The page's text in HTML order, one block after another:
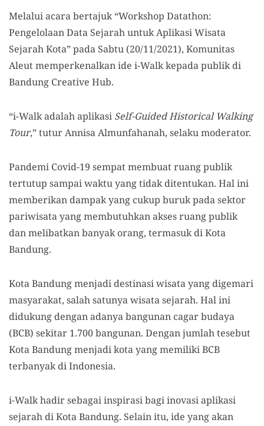
Melalui acara bertajuk “Workshop Datathon:
Pengelolaan Data Sejarah untuk Aplikasi Wisata
Sejarah Kota” pada Sabtu (20/11/2021), Komunitas
Aleut memperkenalkan ide i-Walk kepada publik di
Bandung Creative Hub.
“i-Walk adalah aplikasi Self-Guided Historical Walking
Tour,” tutur Annisa Almunfahanah, selaku moderator.
Pandemi Covid-19 sempat membuat ruang publik
tertutup sampai waktu yang tidak ditentukan. Hal ini
memberikan dampak yang cukup buruk pada sektor
pariwisata yang membutuhkan akses ruang publik
dan melibatkan banyak orang, termasuk di Kota
Bandung.
Kota Bandung menjadi destinasi wisata yang digemari
masyarakat, salah satunya wisata sejarah. Hal ini
didukung dengan adanya bangunan cagar budaya
(BCB) sekitar 1.700 bangunan. Dengan jumlah tesebut
Kota Bandung menjadi kota yang memiliki BCB
terbanyak di Indonesia.
i-Walk hadir sebagai inspirasi bagi inovasi aplikasi
sejarah di Kota Bandung. Selain itu, ide yang akan